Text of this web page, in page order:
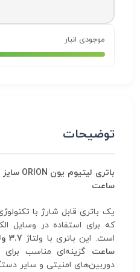
موجودی انبار
توضیحات
ساعت
یک باتری قابل شارژ با
که برای استفاده در وسایل
است. این باتری با ولتاژ 3.7 ولت
ساعت گزینه‌ای مناسب برای
دوربین‌های امنیتی و سایر